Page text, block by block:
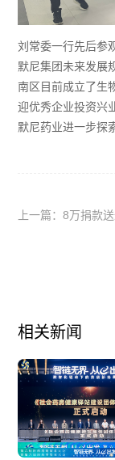
刘常委一行先后参
默尼集团未来发展
南区目前成立了生
迎优秀企业投资兴
默尼药业进一步探
上一篇：8万捐款
相关新闻